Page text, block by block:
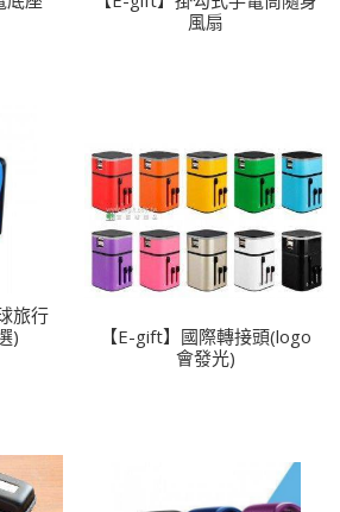
風扇
旅行
)
【E-gift】國際轉接頭(logo
會發光)